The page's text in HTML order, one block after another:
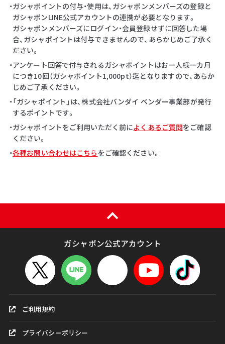
・ガシャポイントの付与・使用は、ガシャポンメンバーズの登録と
ガシャポンLINE公式アカウントの連携が必要となります。
ガシャポンメンバーズにログイン・会員登録せずに回答した場
合、ガシャポイントは付与できませんので、あらかじめご了承く
ださい。
・アンケート回答で付与されるガシャポイントはお一人様一カ月
につき10回（ガシャポイント1,000pt）迄となりますので、あらか
じめご了承ください。
・「ガシャポイント」は、株式会社バンダイ ベンダー事業部が発行
するポイントです。
・ガシャポイントをご利用いただく前によくあるご質問をご確認
ください。
・各種お問い合わせはこちら をご確認ください。
ガシャポン公式アカウント
ご利用規約
プライバシーポリシー